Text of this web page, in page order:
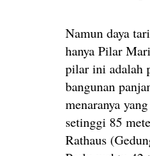
Namun daya
hanya Pilar
pilar ini adalah
bangunan
menaranya
setinggi 85
Rathaus